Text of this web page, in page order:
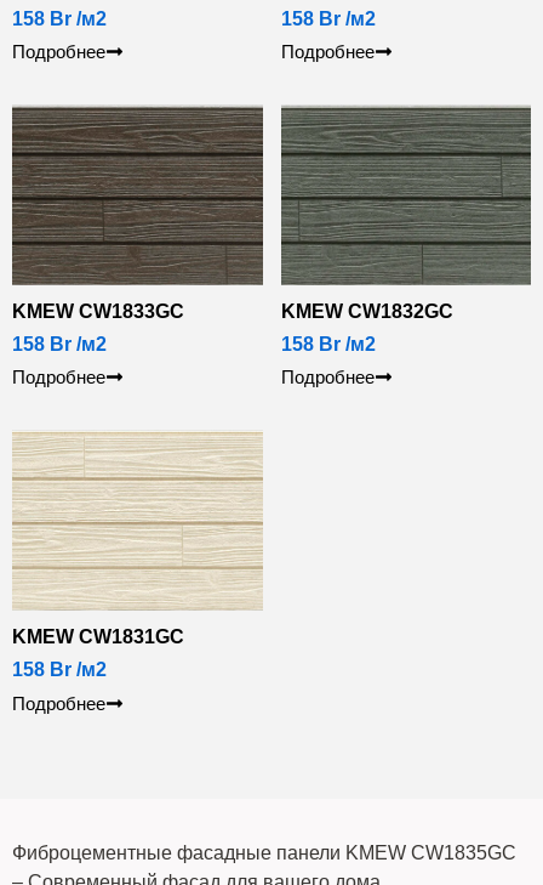
158 Br /м2
Подробнее
158 Br/м2
Подробнее
KMEW CW1833GC
158 Br /м2
Подробнее
KMEW CW1832GC
158 Br/м2
Подробнее
KMEW CW1831GC
158 Br /м2
Подробнее
Фиброцементные фасадные панели KMEW CW1835GC